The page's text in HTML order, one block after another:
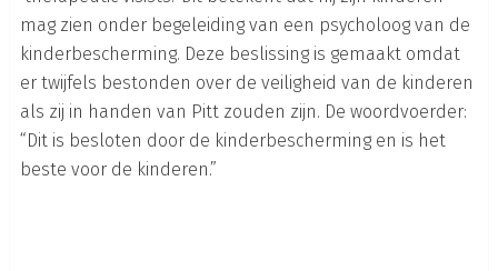
mag zien onder begeleiding van een psycholoog van de
kinderbescherming. Deze beslissing is gemaakt omdat
er twijfels bestonden over de veiligheid van de kinderen
als zij in handen van Pitt zouden zijn. De woordvoerder:
“Dit is besloten door de kinderbescherming en is het
beste voor de kinderen.”